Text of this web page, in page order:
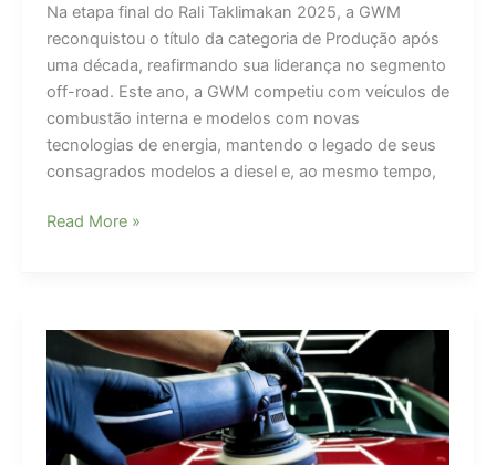
Na etapa final do Rali Taklimakan 2025, a GWM
reconquistou o título da categoria de Produção após
uma década, reafirmando sua liderança no segmento
off-road. Este ano, a GWM competiu com veículos de
combustão interna e modelos com novas
tecnologias de energia, mantendo o legado de seus
consagrados modelos a diesel e, ao mesmo tempo,
GWM
Década
e
Conquista
o
Título
de
Read More »